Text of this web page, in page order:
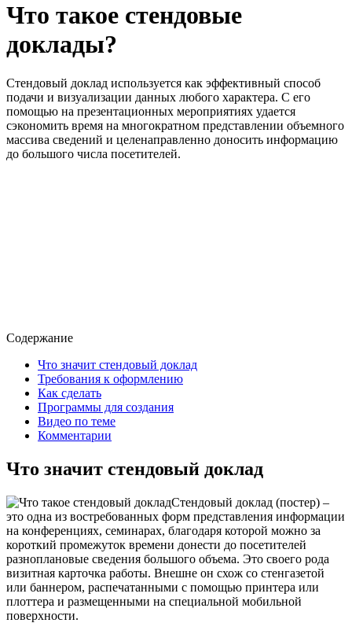
Что такое стендовые
доклады?
Стендовый доклад используется как эффективный способ
подачи и визуализации данных любого характера. С его
помощью на презентационных мероприятиях удается
сэкономить время на многократном представлении объемного
массива сведений и целенаправленно доносить информацию
до большого числа посетителей.
Содержание
Что значит стендовый доклад
Требования к оформлению
Как сделать
Программы для создания
Видео по теме
Комментарии
Что значит стендовый доклад
Стендовый доклад (постер) –
это одна из востребованных форм представления информации
на конференциях, семинарах, благодаря которой можно за
короткий промежуток времени донести до посетителей
разноплановые сведения большого объема. Это своего рода
визитная карточка работы. Внешне он схож со стенгазетой
или баннером, распечатанными с помощью принтера или
плоттера и размещенными на специальной мобильной
поверхности.